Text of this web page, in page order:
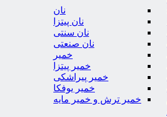
نان
نان پیتزا
نان سنتی
نان صنعتی
خمیر
خمیر پیتزا
خمیر پیراشکی
خمیر یوفکا
خمیر ترش و خمیر مایه